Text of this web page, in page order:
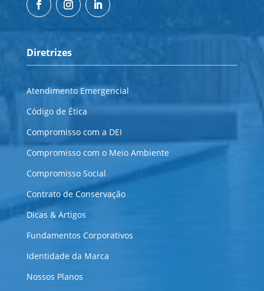
Diretrizes
Atendimento Emergencial
Código de Ética
Compromisso com a DEI
Compromisso com o Meio Ambiente
Compromisso Social
Contrato de Conservação
Dicas & Artigos
Fundamentos Corporativos
Identidade da Marca
Nossos Planos